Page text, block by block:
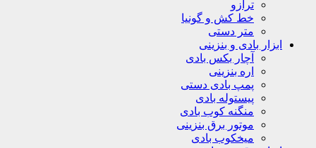
ترازو
خط کش و گونیا
متر دستی
ابزار بادی و بنزینی
آچار بکس بادی
اره بنزینی
پمپ بادی دستی
پیستوله بادی
منگنه کوب بادی
موتور برق بنزینی
میخکوب بادی